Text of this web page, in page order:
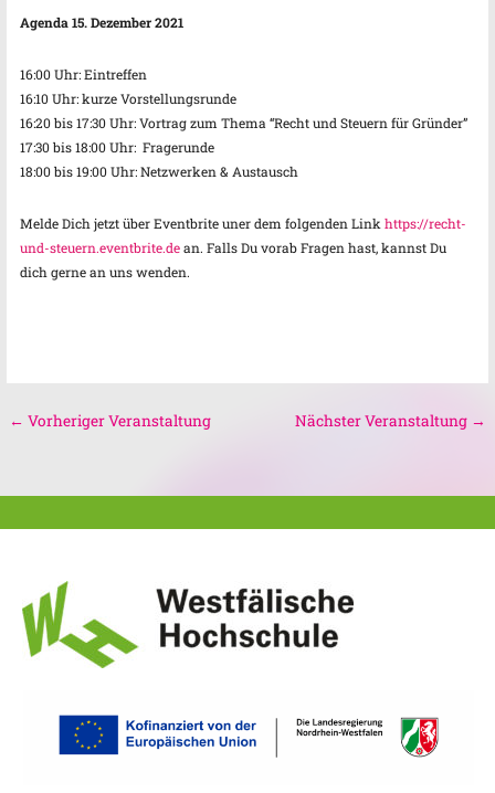
Agenda 15. Dezember 2021
16:00 Uhr: Eintreffen
16:10 Uhr: kurze Vorstellungsrunde
16:20 bis 17:30 Uhr: Vortrag zum Thema “Recht und Steuern für Gründer”
17:30 bis 18:00 Uhr: Fragerunde
18:00 bis 19:00 Uhr: Netzwerken & Austausch
Melde Dich jetzt über Eventbrite uner dem folgenden Linkhttps://recht-
und-steuern.eventbrite.dean. Falls Du vorab Fragen hast, kannst Du
dich gerne an uns wenden.
← Vorheriger Veranstaltung Nächster Veranstaltung →